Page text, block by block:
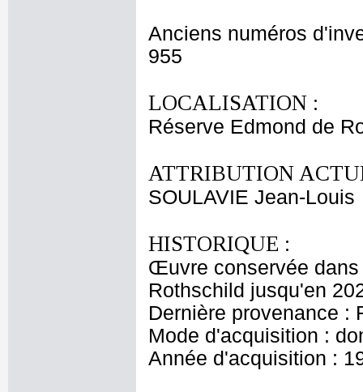
Anciens numéros
955
LOCALISATION :
Réserve Edmond de
ATTRIBUTION
SOULAVIE Jean-Louis
HISTORIQUE :
Œuvre conservée dans
Rothschild jusqu'en
Dernière provenance :
Mode d'acquisition :
Année d'acquisition :